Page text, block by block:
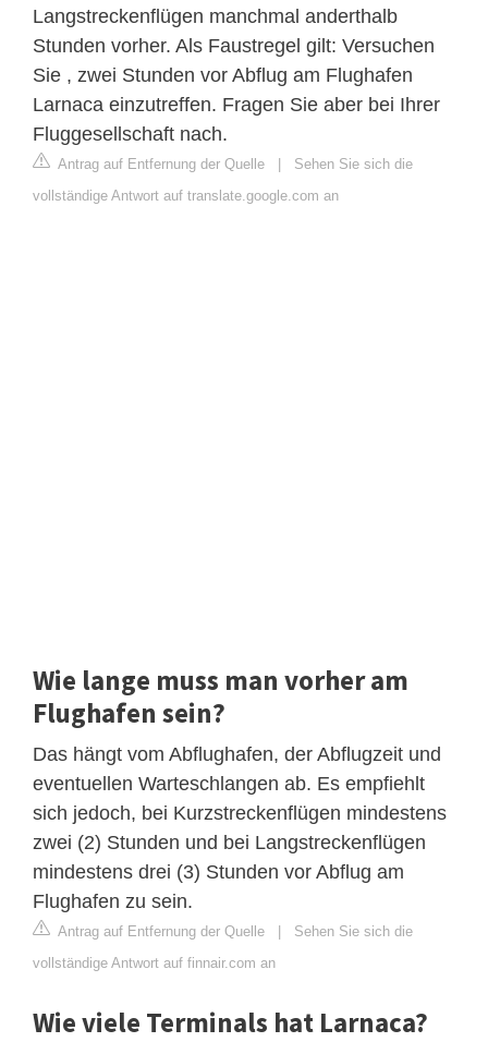
Langstreckenflügen manchmal anderthalb
Stunden vorher. Als Faustregel gilt: Versuchen
Sie , zwei Stunden vor Abflug am Flughafen
Larnaca einzutreffen. Fragen Sie aber bei Ihrer
Fluggesellschaft nach.
Antrag auf Entfernung der Quelle
Sehen Sie sich die
vollständige Antwort auf translate.google.com an
Wie lange muss man vorher am
Flughafen sein?
Das hängt vom Abflughafen, der Abflugzeit und
eventuellen Warteschlangen ab. Es empfiehlt
sich jedoch, bei Kurzstreckenflügen mindestens
zwei (2) Stunden und bei Langstreckenflügen
mindestens drei (3) Stunden vor Abflug am
Flughafen zu sein.
Antrag auf Entfernung der Quelle
Sehen Sie sich die
vollständige Antwort auf finnair.com an
Wie viele Terminals hat Larnaca?